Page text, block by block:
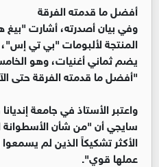
أفضل ما قدمته الفرقة
وفي بيان أصدرته، أشارت "بيغ
المنتجة لألبومات "بي تي إس"،
يضم ثماني أغنيات، وهو
"أفضل ما قدمته الفرقة حتى
واعتبر الأستاذ في جامعة
سايجي أن "من شأن الأسطوانة
الأكثر تشكيكاً الذين لم
عملها قوي".